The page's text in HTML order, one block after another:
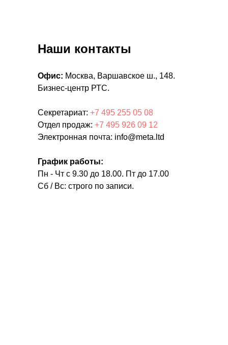
Офис: Москва, Варшавское ш., 148.
Бизнес-центр РТС.
Секретариат: +7 495 255 05 08
Отдел продаж: +7 495 926 09 12
Электронная почта: info@meta.ltd
График работы:
Пн - Чт с 9.30 до 18.00. Пт до 17.00
Сб / Вс: строго по записи.
Наши контакты